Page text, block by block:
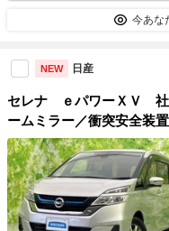
今あな
NEW 日産
セレナ ｅパワーＸＶ 社
ームミラー／衝突安全装
ーター 前席／アラウンド
システム／プロパイロッ